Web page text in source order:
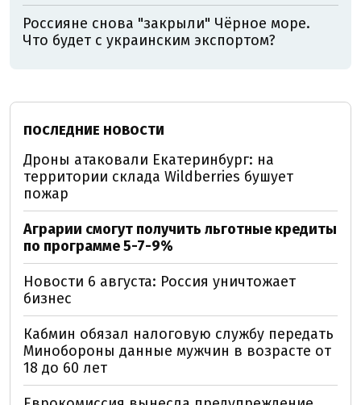
Россияне снова "закрыли" Чёрное море.
Что будет с украинским экспортом?
ПОСЛЕДНИЕ НОВОСТИ
Дроны атаковали Екатеринбург: на
территории склада Wildberries бушует
пожар
Аграрии смогут получить льготные кредиты
по программе 5-7-9%
Новости 6 августа: Россия уничтожает
бизнес
Кабмин обязал налоговую службу передать
Минобороны данные мужчин в возрасте от
18 до 60 лет